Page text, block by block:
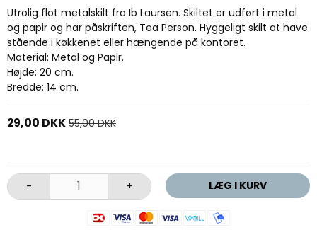
Utrolig flot metalskilt fra Ib Laursen. Skiltet er udført i metal
og papir og har påskriften, Tea Person. Hyggeligt skilt at have
stående i køkkenet eller hængende på kontoret.
Material: Metal og Papir.
Højde: 20 cm.
Bredde: 14 cm.
29,00 DKK 55,00 DKK
- + LÆG I KURV